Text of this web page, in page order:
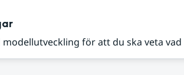
för att du ska veta vad